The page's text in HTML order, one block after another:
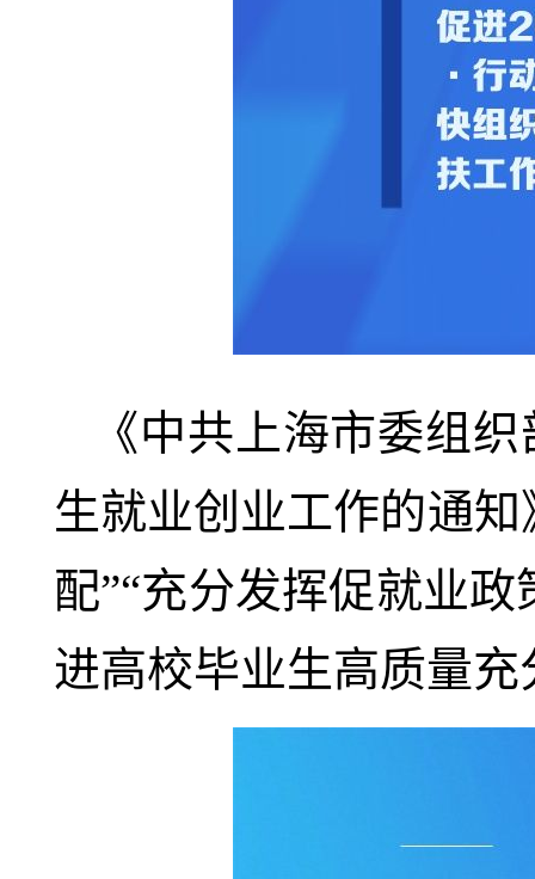
《中共上海市委组
生就业创业工作的通
配”“充分发挥促就业
进高校毕业生高质量充